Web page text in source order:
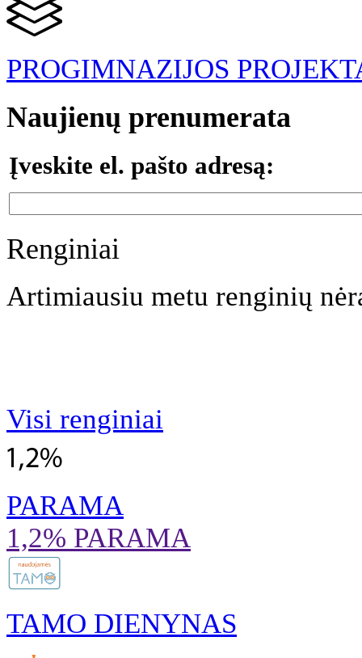
PROGIMNAZIJOS
Naujienų prenumerata
Įveskite el. pašto adresą:
Renginiai
Artimiausiu metu renginių
Visi renginiai
PARAMA
1,2% PARAMA
TAMO DIENYNAS